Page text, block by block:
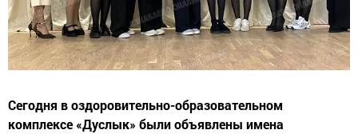
Сегодня в оздоровительно-образовательном
комплексе «Дуслык» были объявлены имена